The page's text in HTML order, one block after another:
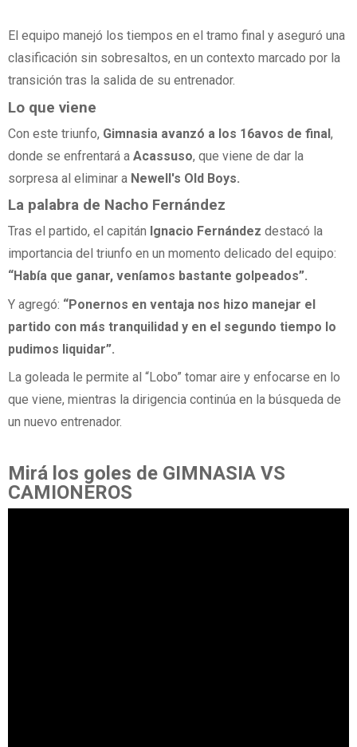
El equipo manejó los tiempos en el tramo final y aseguró una
clasificación sin sobresaltos, en un contexto marcado por la
transición tras la salida de su entrenador.
Lo que viene
Con este triunfo, Gimnasia avanzó a los 16avos de final,
donde se enfrentará a Acassuso, que viene de dar la
sorpresa al eliminar a Newell's Old Boys.
La palabra de Nacho Fernández
Tras el partido, el capitán Ignacio Fernández destacó la
importancia del triunfo en un momento delicado del equipo:
“Había que ganar, veníamos bastante golpeados”.
Y agregó: “Ponernos en ventaja nos hizo manejar el
partido con más tranquilidad y en el segundo tiempo lo
pudimos liquidar”.
La goleada le permite al “Lobo” tomar aire y enfocarse en lo
que viene, mientras la dirigencia continúa en la búsqueda de
un nuevo entrenador.
Mirá los goles de GIMNASIA VS
CAMIONEROS